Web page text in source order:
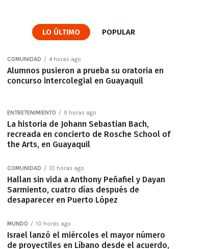
LO ÚLTIMO POPULAR
COMUNIDAD 4 horas ago
Alumnos pusieron a prueba su oratoria en
concurso intercolegial en Guayaquil
ENTRETENIMIENTO 9 horas ago
La historia de Johann Sebastian Bach,
recreada en concierto de Rosche School of
the Arts, en Guayaquil
COMUNIDAD 10 horas ago
Hallan sin vida a Anthony Peñafiel y Dayan
Sarmiento, cuatro días después de
desaparecer en Puerto López
MUNDO 10 horas ago
Israel lanzó el miércoles el mayor número
de proyectiles en Líbano desde el acuerdo,